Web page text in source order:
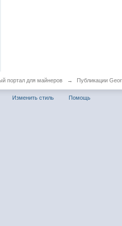
портал для майнеров → Публикации
Изменить стиль Помощь